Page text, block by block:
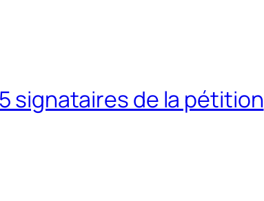
signataires de la pétition